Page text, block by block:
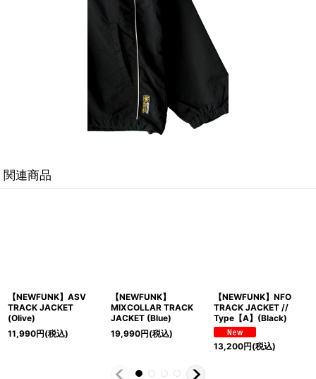
関連商品
】
TRACK
税込)
【NEWFUNK】NFO
TRACK JACKET //
Type【A】(Black)
【NEWFUNK】NFO
TRACK JACKET //
Type【B】(Black)
(税込)
【
LEATHER
(Black)